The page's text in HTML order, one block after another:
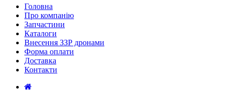
Головна
Про компанію
Запчастини
Каталоги
Внесення ЗЗР дронами
Форма оплати
Доставка
Контакти